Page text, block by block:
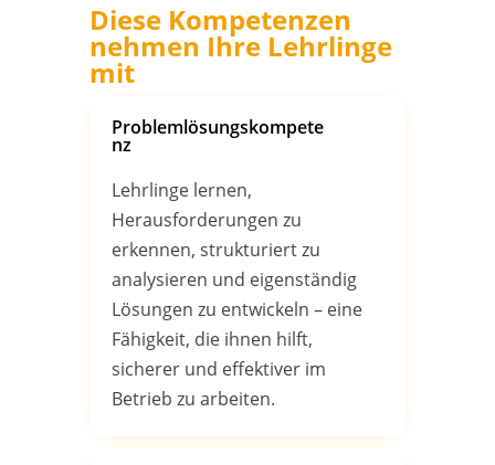
Diese Kompetenzen
nehmen Ihre Lehrlinge
mit
Problemlösungskompete
nz
Lehrlinge lernen,
Herausforderungen zu
erkennen, strukturiert zu
analysieren und eigenständig
Lösungen zu entwickeln – eine
Fähigkeit, die ihnen hilft,
sicherer und effektiver im
Betrieb zu arbeiten.